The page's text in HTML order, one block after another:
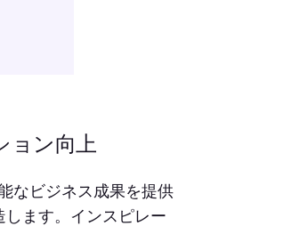
ョン向上
なビジネス成果を提供
ます。インスピレー